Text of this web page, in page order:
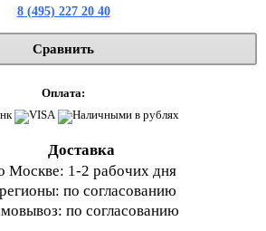
8 (495) 227 20 40
Сравнить
Оплата:
Доставка
Москве: 1-2 рабочих дня
по согласованию
по согласованию